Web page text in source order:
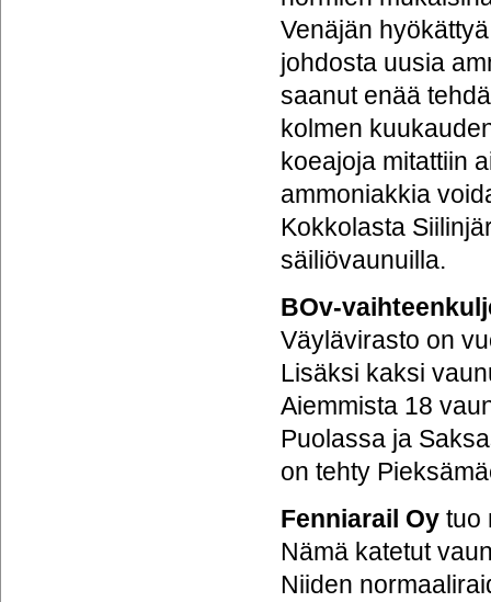
Venäjän
johdosta uusia
saanut enää
kolmen
koeajoja mitattiin
ammoniakkia
Kokkolasta
säiliövaunuilla.
BOv-
Väylävirasto on
Lisäksi kaksi
Aiemmista 18
Puolassa ja
on tehty
Fenniarail Oy tuo
Nämä katetut
Niiden